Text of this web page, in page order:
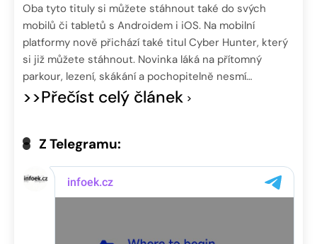
Oba tyto tituly si můžete stáhnout také do svých
mobilů či tabletů s Androidem i iOS. Na mobilní
platformy nově přichází také titul Cyber Hunter, který
si již můžete stáhnout. Novinka láká na přítomný
parkour, lezení, skákání a pochopitelně nesmí…
>>Přečíst celý článek
Z Telegramu: